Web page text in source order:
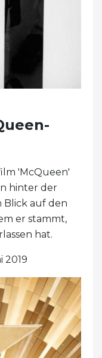
'McQueen'
hinter der
Blick auf den
er stammt,
hat.
2019